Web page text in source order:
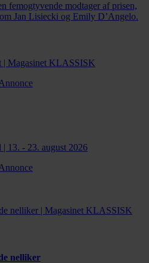
femogtyvende modtager af prisen,
Jan Lisiecki og Emily D’Angelo.
Annonce
Annonce
nelliker